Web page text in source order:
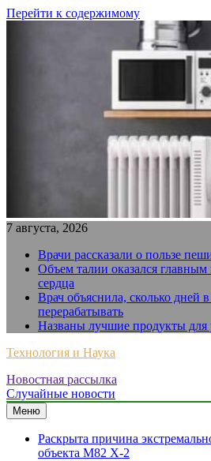
Перейти к содержимому
7 августа, 2026
Врачи рассказали о пользе
Объем талии оказался
сердца
Врач объяснила, сколько дней
перерабатывать
Названы лучшие продукты для
Технология и Наука
Новостная рассылка
Случайные новости
Меню
Раскрыта причина
объекта M82 X-2